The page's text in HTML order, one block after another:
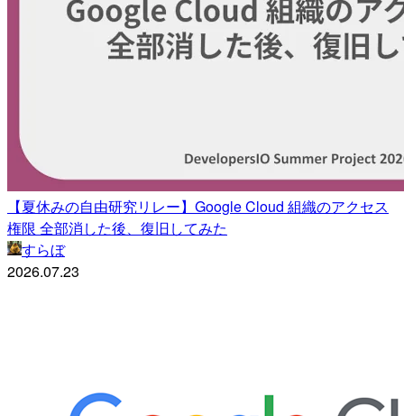
【夏休みの自由研究リレー】Google Cloud 組織のアクセス
権限 全部消した後、復旧してみた
すらぼ
2026.07.23